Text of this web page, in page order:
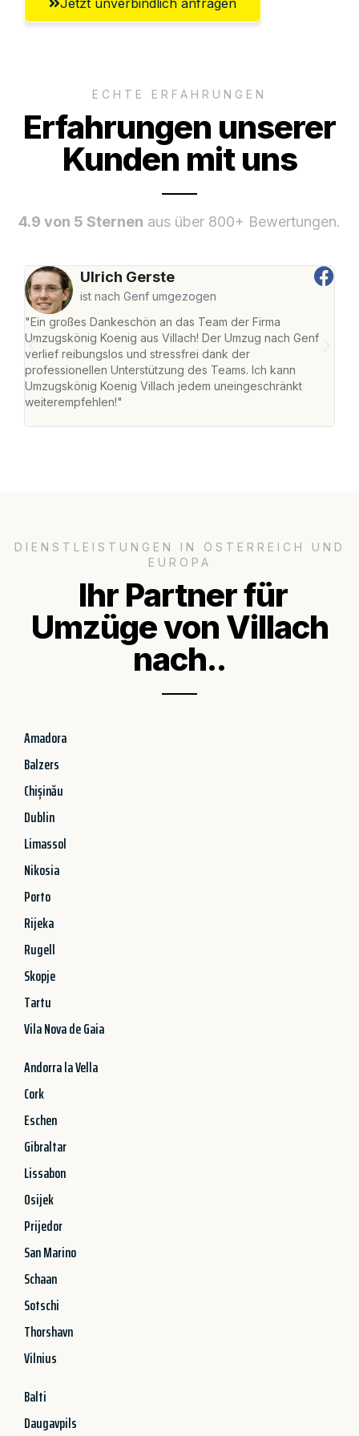
ECHTE ERFAHRUNGEN
Erfahrungen unserer
Kunden mit uns
4.9 von 5 Sternen aus über 800+ Bewertungen.
Ulrich Gerste
ist nach Genf umgezogen
"Ein großes Dankeschön an das Team der Firma
Umzugskönig Koenig aus Villach! Der Umzug nach Genf
verlief reibungslos und stressfrei dank der
professionellen Unterstützung des Teams. Ich kann
Umzugskönig Koenig Villach jedem uneingeschränkt
weiterempfehlen!"
DIENSTLEISTUNGEN IN ÖSTERREICH UND
EUROPA
Ihr Partner für
Umzüge von Villach
nach..
Amadora
Balzers
Chișinău
Dublin
Limassol
Nikosia
Porto
Rijeka
Rugell
Skopje
Tartu
Vila Nova de Gaia
Andorra la Vella
Cork
Eschen
Gibraltar
Lissabon
Osijek
Prijedor
San Marino
Schaan
Sotschi
Thorshavn
Vilnius
Balti
Daugavpils